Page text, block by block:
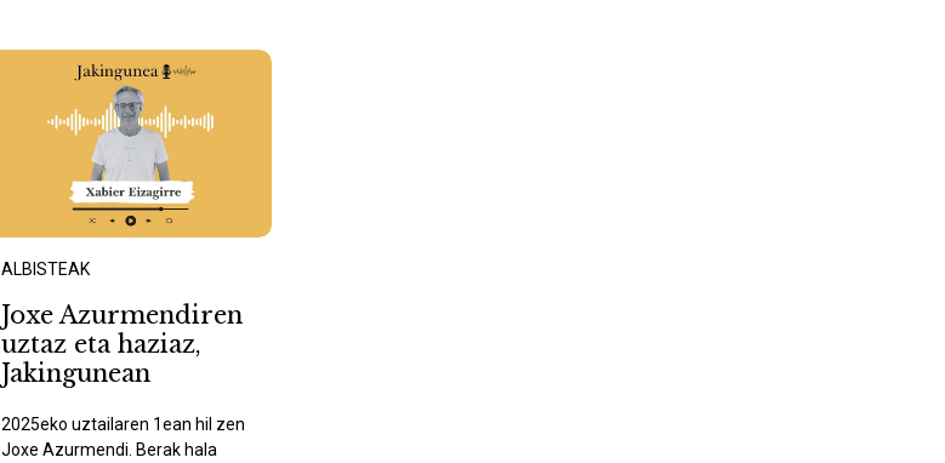
ALBISTEAK
Joxe Azurmendiren
uztaz eta haziaz,
Jakingunean
2025eko uztailaren 1ean hil zen
Joxe Azurmendi. Berak hala